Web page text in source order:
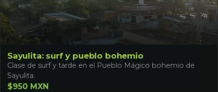
Sayulita: surf y pueblo bohemio
Clase de surf y tarde en el Pueblo Mágico bohemio de
Sayulita.
$950 MXN